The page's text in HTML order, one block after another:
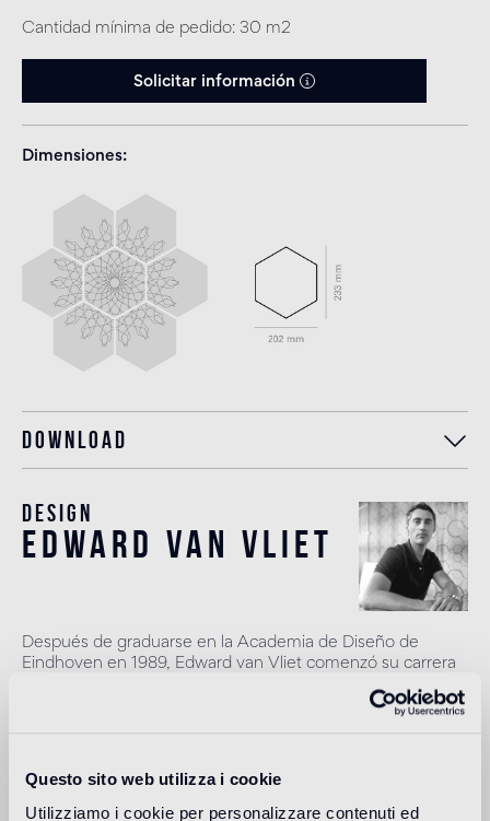
Questo sito web utilizza i cookie
Utilizziamo i cookie per personalizzare contenuti ed
Cantidad mínima de pedido: 30 m2
Solicitar información
Dimensiones
Download
Design
edward van vliet
Después de graduarse en la Academia de Diseño de
Eindhoven en 1989, Edward van Vliet comenzó su carrera
textil. Con su estudio de diseño está trabajando
principalmente en proyectos en el sector de la hostelería,
oficinas, viviendas y espacios públicos.